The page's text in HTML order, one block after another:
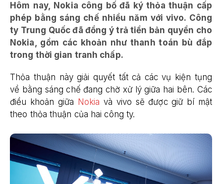
Hôm nay, Nokia công bố đã ký thỏa thuận cấp
phép bằng sáng chế nhiều năm với vivo. Công
ty Trung Quốc đã đồng ý trả tiền bản quyền cho
Nokia, gồm các khoản như thanh toán bù đắp
trong thời gian tranh chấp.
Thỏa thuận này giải quyết tất cả các vụ kiện tụng
về bằng sáng chế đang chờ xử lý giữa hai bên. Các
điều khoản giữa Nokia và vivo sẽ được giữ bí mật
theo thỏa thuận của hai công ty.